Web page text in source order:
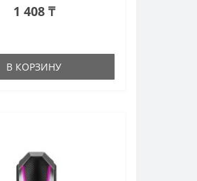
1 408 ₸
В КОРЗИНУ